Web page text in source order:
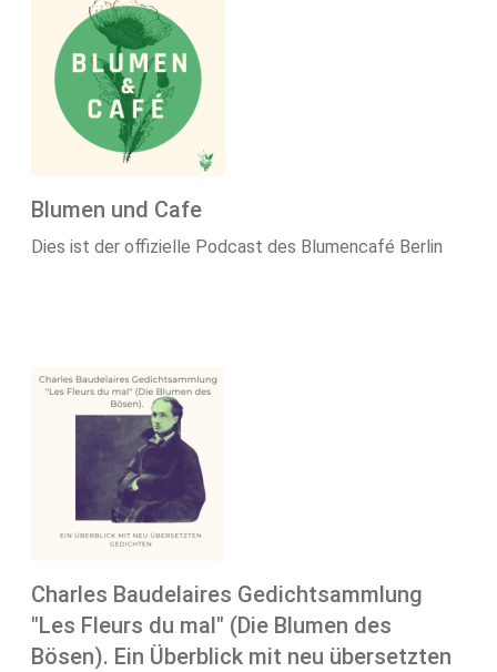
Blumen und Cafe
Dies ist der offizielle Podcast des Blumencafé Berlin
Charles Baudelaires Gedichtsammlung
"Les Fleurs du mal" (Die Blumen des
Bösen). Ein Überblick mit neu übersetzten